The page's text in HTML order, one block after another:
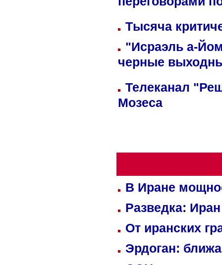
переговорами
Тысяча
"Исраэль а-
черные
Телеканал
Мозеса
В Иране
Разведка:
От иранских
Эрдоган: